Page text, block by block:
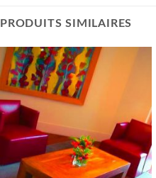
PRODUITS SIMILAIRES